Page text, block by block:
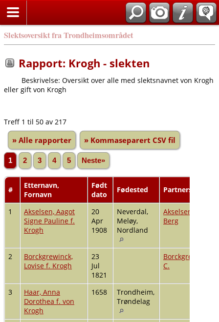
Slektsoversikt fra Trondheimsområdet
Rapport: Krogh - slekten
Beskrivelse: Oversikt over alle med slektsnavnet von Krogh
eller gift von Krogh
Treff 1 til 50 av 217
» Alle rapporter » Kommaseparert CSV fil
1 2 3 4 5 Neste»
#
Etternavn,
Fornavn
Født
dato
Fødested Partners navn
1
Akselsen, Aagot
Signe Pauline f.
Krogh
20
Apr
1908
Neverdal,
Meløy,
Nordland
Akselsen, Hilmar
Berg
2
Borckgrewinck,
Lovise f. Krogh
23
Jul
1821
Borckgrewinck,
C.
3
Haar, Anna
Dorothea f. von
Krogh
1658
Trondheim,
Trøndelag